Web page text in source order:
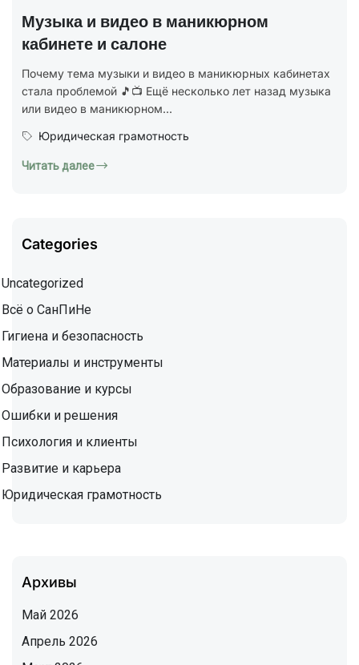
Музыка и видео в маникюрном
кабинете и салоне
Почему тема музыки и видео в маникюрных кабинетах
стала проблемой 🎵📺 Ещё несколько лет назад музыка
или видео в маникюрном...
Юридическая грамотность
Читать далее
Categories
Uncategorized
Всё о СанПиНе
Гигиена и безопасность
Материалы и инструменты
Образование и курсы
Ошибки и решения
Психология и клиенты
Развитие и карьера
Юридическая грамотность
Архивы
Май 2026
Апрель 2026